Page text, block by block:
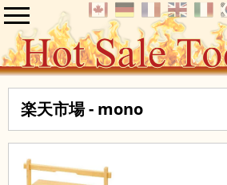
楽天市場 - mono